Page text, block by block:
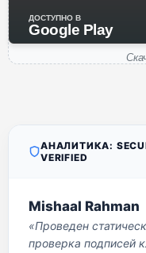
ДОСТУПНО В
Google Play
АНАЛИТИКА:
VERIFIED
Mishaal Rahman
«Проведен
проверка подписей